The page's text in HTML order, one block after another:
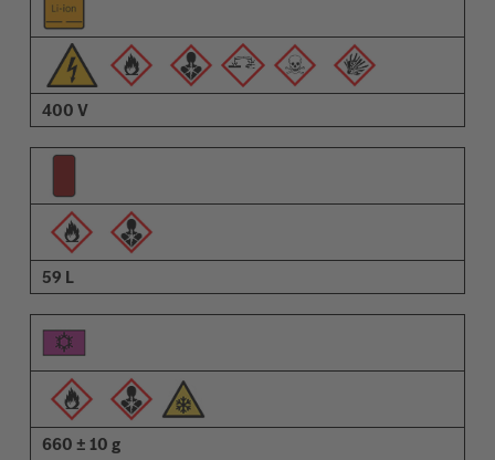
400 V
59 L
660 ± 10 g